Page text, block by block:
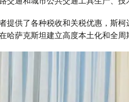
提供了各种税收和关税优惠，斯
哈萨克斯坦建立高度本土化和全周